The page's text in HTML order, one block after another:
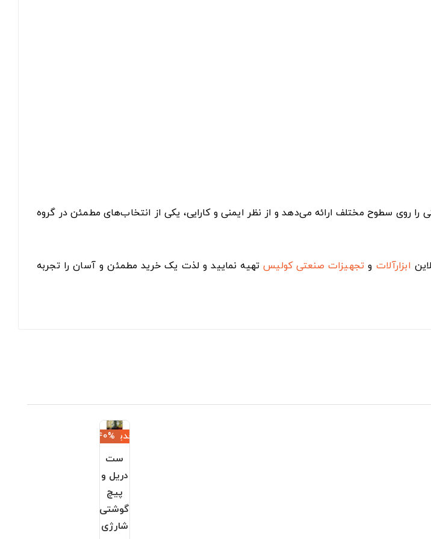
یکنواختی را روی سطوح مختلف ارائه می‌دهد و از نظر ایمنی و کارایی، یکی از انتخاب‌های مطمئن در گروه
ابزارآلات و تجهیزات صنعتی کولیستهیه نمایید و لذت یک خرید مطمئن و آسان را تجربه
جدید‎−40%
ست
دریل و
پیچ
گوشتی
شارژی